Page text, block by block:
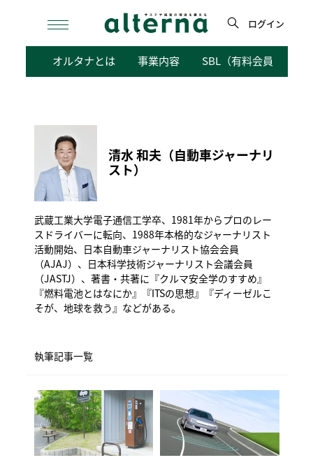
検
ログイン
オルタナとは 事業内容 SBL（有料会員向けサ
清水 和夫（自動車ジャーナリ
スト）
武蔵工業大学電子通信工学卒、1981年からプロのレー
スドライバーに転向、1988年本格的なジャーナリスト
活動開始、日本自動車ジャーナリスト協会会員
（AJAJ）、日本科学技術ジャーナリスト会議会員
（JASTJ）、著書・共著に『クルマ安全学のすすめ』
『燃料電池とはなにか』『ITSの思想』『ディーゼルこ
そが、地球を救う』などがある。
執筆記事一覧